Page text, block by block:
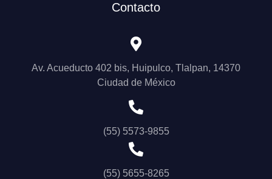
Contacto
Av. Acueducto 402 bis, Huipulco, Tlalpan, 14370
Ciudad de México
(55) 5573-9855
(55) 5655-8265